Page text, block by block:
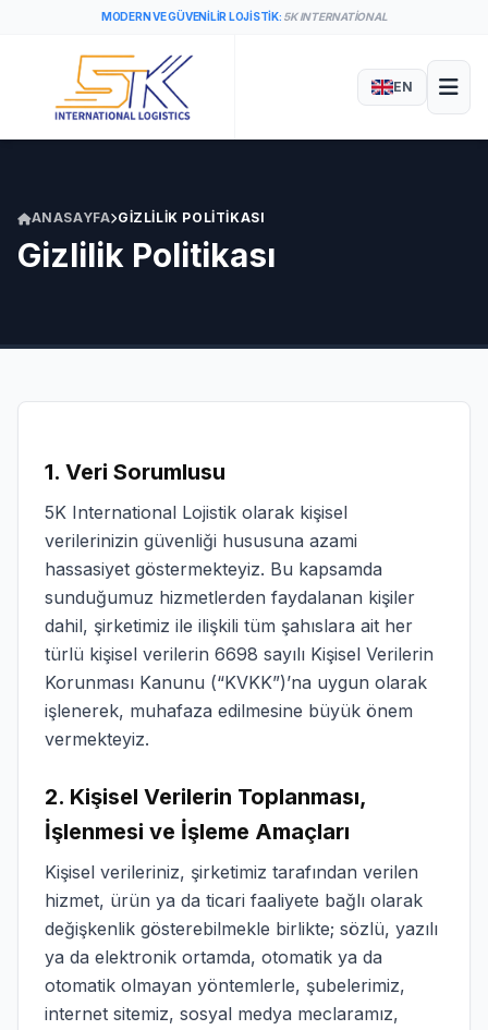
MODERN VE GÜVENILIR LOJISTIK: 5K INTERNATIONAL
EN
ANASAYFA GIZLILIK POLITIKASI
Gizlilik Politikası
1. Veri Sorumlusu
5K International Lojistik olarak kişisel
verilerinizin güvenliği hususuna azami
hassasiyet göstermekteyiz. Bu kapsamda
sunduğumuz hizmetlerden faydalanan kişiler
dahil, şirketimiz ile ilişkili tüm şahıslara ait her
türlü kişisel verilerin 6698 sayılı Kişisel Verilerin
Korunması Kanunu (“KVKK”)’na uygun olarak
işlenerek, muhafaza edilmesine büyük önem
vermekteyiz.
2. Kişisel Verilerin Toplanması,
İşlenmesi ve İşleme Amaçları
Kişisel verileriniz, şirketimiz tarafından verilen
hizmet, ürün ya da ticari faaliyete bağlı olarak
değişkenlik gösterebilmekle birlikte; sözlü, yazılı
ya da elektronik ortamda, otomatik ya da
otomatik olmayan yöntemlerle, şubelerimiz,
internet sitemiz, sosyal medya meclaramız,